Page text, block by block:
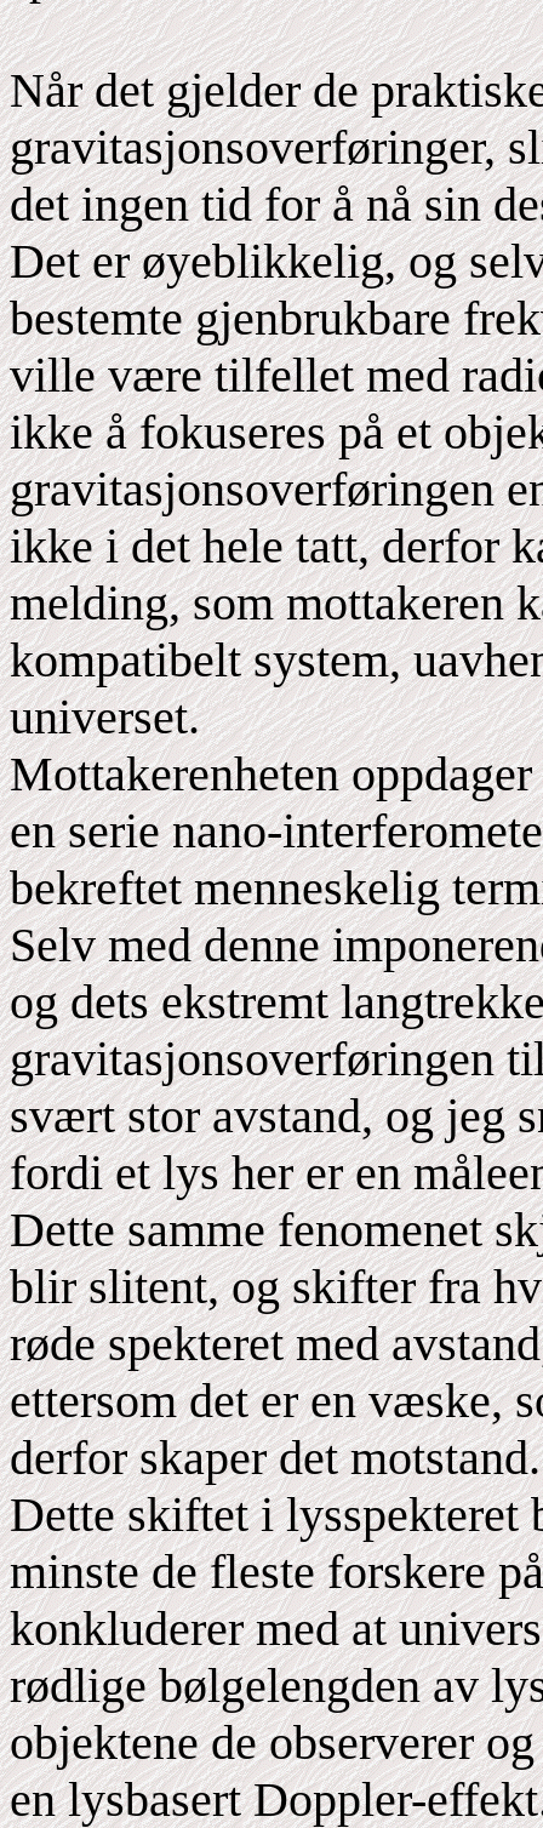
Når det gjelder de
gravitasjonsoverføringer,
det ingen tid for å nå sin
Det er øyeblikkelig, og
bestemte gjenbrukbare
ville være tilfellet med
ikke å fokuseres på et
gravitasjonsoverføringen
ikke i det hele tatt, derfor
melding, som mottakeren
kompatibelt system,
universet.
Mottakerenheten
en serie nano-
bekreftet menneskelig
Selv med denne
og dets ekstremt
gravitasjonsoverføringen
svært stor avstand, og jeg
fordi et lys her er en
Dette samme fenomenet
blir slitent, og skifter fra
røde spekteret med
ettersom det er en væske,
derfor skaper det motstand.
Dette skiftet i
minste de fleste forskere
konkluderer med at
rødlige bølgelengden av
objektene de observerer
en lysbasert Doppler-